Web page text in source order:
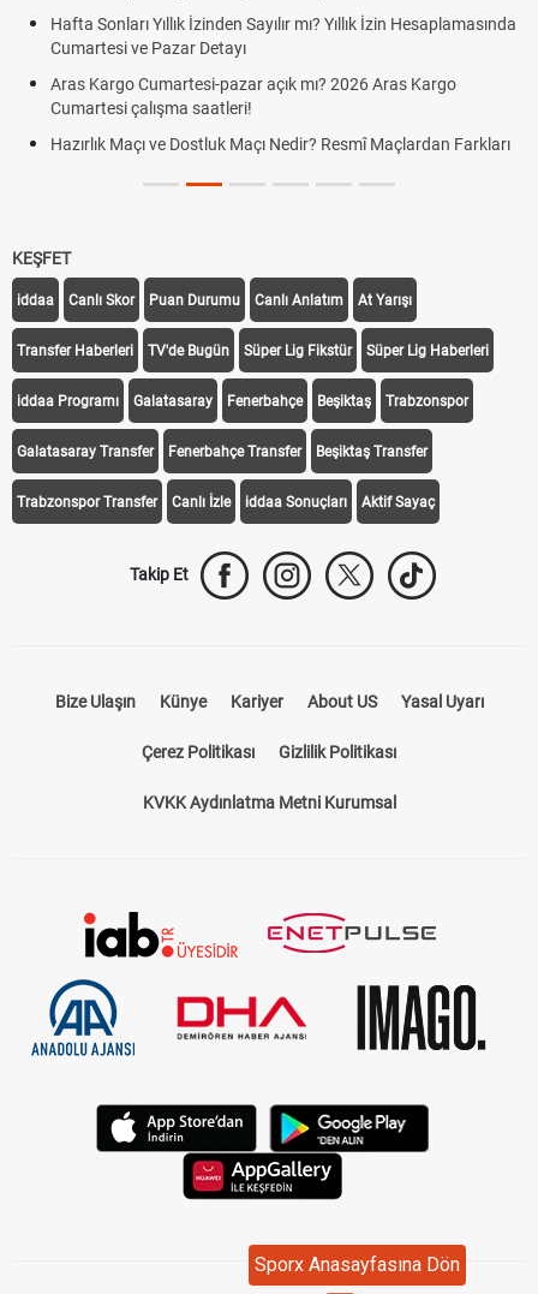
Sporx Anasayfasına Dön
Hafta Sonları Yıllık İzinden Sayılır mı? Yıllık İzin Hesaplamasında
Cumartesi ve Pazar Detayı
Aras Kargo Cumartesi-pazar açık mı? 2026 Aras Kargo
Cumartesi çalışma saatleri!
Hazırlık Maçı ve Dostluk Maçı Nedir? Resmî Maçlardan Farkları
KEŞFET
iddaa Canlı Skor Puan Durumu Canlı Anlatım At Yarışı
Transfer Haberleri TV'de Bugün Süper Lig Fikstür Süper Lig Haberleri
iddaa Programı Galatasaray Fenerbahçe Beşiktaş Trabzonspor
Galatasaray Transfer Fenerbahçe Transfer Beşiktaş Transfer
Trabzonspor Transfer Canlı İzle iddaa Sonuçları Aktif Sayaç
Takip Et
Bize Ulaşın Künye Kariyer About US Yasal Uyarı
Çerez Politikası Gizlilik Politikası
KVKK Aydınlatma Metni Kurumsal